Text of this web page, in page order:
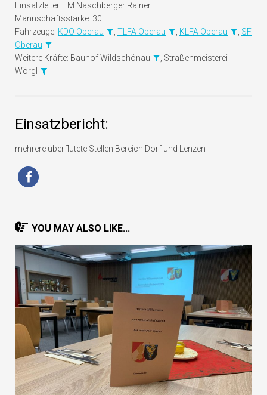
Einsatzleiter: LM Naschberger Rainer
Mannschaftsstärke: 30
Fahrzeuge: KDO Oberau TLFA Oberau KLFA Oberau
SF
Oberau
Weitere Kräfte: Bauhof Wildschönau
, Straßenmeisterei
Wörgl
Einsatzbericht:
mehrere überflutete Stellen Bereich Dorf und Lenzen
YOU MAY ALSO LIKE...